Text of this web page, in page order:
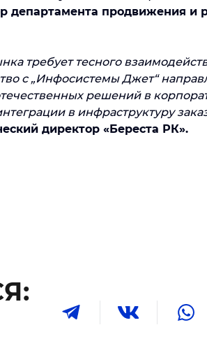
департамента продвижения и
требует тесного
с „Инфосистемы Джет“
решений в
в инфраструктуру
директор «Береста РК».